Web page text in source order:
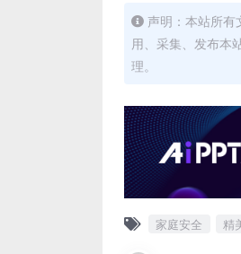
声明：本站所有
用、采集、发布本
理。
家庭安全 精